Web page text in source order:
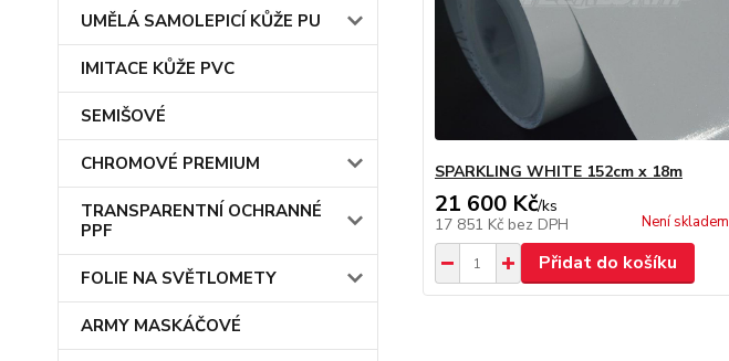
UMĚLÁ SAMOLEPICÍ KŮŽE PU
IMITACE KŮŽE PVC
SEMIŠOVÉ
CHROMOVÉ PREMIUM
TRANSPARENTNÍ OCHRANNÉ
PPF
FOLIE NA SVĚTLOMETY
ARMY MASKÁČOVÉ
SPARKLING WHITE 152cm x 18m
21 600 Kč/ks
17 851 Kč bez DPH Není skladem
Přidat do košíku